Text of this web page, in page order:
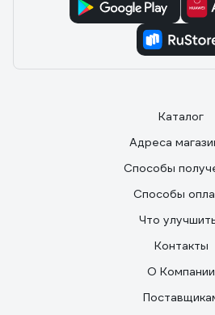
Каталог
Адреса
Способы
Способы
Что
Контакты
О Компании